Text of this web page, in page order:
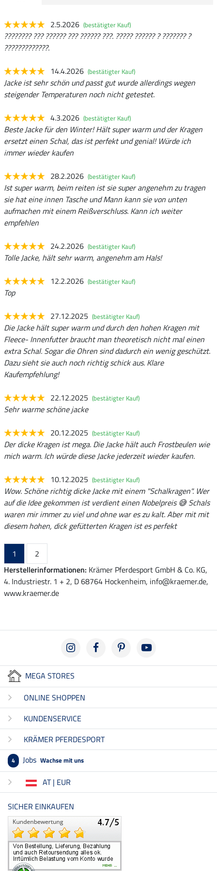
2.5.2026 (bestätigter Kauf)
???????? ??? ?????? ??? ?????? ???. ????? ?????? ? ??????? ?
?????????????.
14.4.2026 (bestätigter Kauf)
Jacke ist sehr schön und passt gut wurde allerdings wegen
steigender Temperaturen noch nicht getestet.
4.3.2026 (bestätigter Kauf)
Beste Jacke für den Winter! Hält super warm und der Kragen
ersetzt einen Schal, das ist perfekt und genial! Würde ich
immer wieder kaufen
28.2.2026 (bestätigter Kauf)
Ist super warm, beim reiten ist sie super angenehm zu tragen
sie hat eine innen Tasche und Mann kann sie von unten
aufmachen mit einem Reißverschluss. Kann ich weiter
empfehlen
24.2.2026 (bestätigter Kauf)
Tolle Jacke, hält sehr warm, angenehm am Hals!
12.2.2026 (bestätigter Kauf)
Top
27.12.2025 (bestätigter Kauf)
Die Jacke hält super warm und durch den hohen Kragen mit
Fleece- Innenfutter braucht man theoretisch nicht mal einen
extra Schal. Sogar die Ohren sind dadurch ein wenig geschützt.
Dazu sieht sie auch noch richtig schick aus. Klare
Kaufempfehlung!
22.12.2025 (bestätigter Kauf)
Sehr warme schöne jacke
20.12.2025 (bestätigter Kauf)
Der dicke Kragen ist mega. Die Jacke hält auch Frostbeulen wie
mich warm. Ich würde diese Jacke jederzeit wieder kaufen.
10.12.2025 (bestätigter Kauf)
Wow. Schöne richtig dicke Jacke mit einem "Schalkragen". Wer
auf die Idee gekommen ist verdient einen Nobelpreis 😅 Schals
waren mir immer zu viel und ohne war es zu kalt. Aber mit mit
diesem hohen, dick gefütterten Kragen ist es perfekt
1
2
Herstellerinformationen: Krämer Pferdesport GmbH & Co. KG,
4. Industriestr. 1 + 2, D 68764 Hockenheim, info@kraemer.de,
www.kraemer.de
MEGA STORES
ONLINE SHOPPEN
KUNDENSERVICE
KRÄMER PFERDESPORT
4 Jobs Wachse mit uns
AT | EUR
SICHER EINKAUFEN